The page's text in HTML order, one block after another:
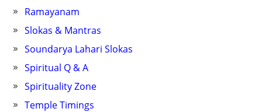
Ramayanam
Slokas & Mantras
Soundarya Lahari Slokas
Spiritual Q & A
Spirituality Zone
Temple Timings